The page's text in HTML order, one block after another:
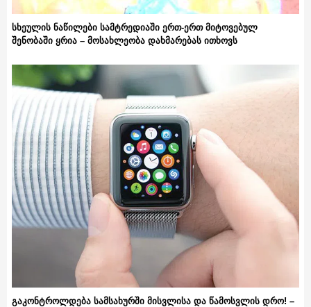
სხეულის ნაწილები სამტრედიაში ერთ-ერთ მიტოვებულ
შენობაში ყრია – მოსახლეობა დახმარებას ითხოვს
გაკონტროლდება სამსახურში მისვლისა და წამოსვლის დრო! –